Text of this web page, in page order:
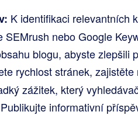
K identifikaci relevantních
SEMrush nebo Google
blogu, abyste zlepšili
rychlost stránek,
zážitek, který
Publikujte informativní